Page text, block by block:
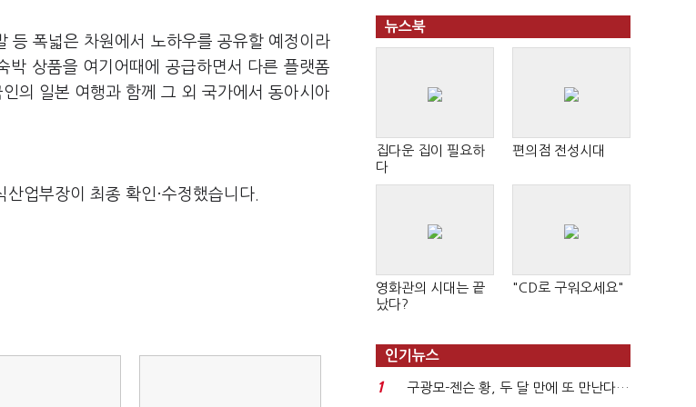
등 폭넓은 차원에서 노하우를 공유할 예정이라
상품을 여기어때에 공급하면서 다른 플랫폼
의 일본 여행과 함께 그 외 국가에서 동아시아
업부장이 최종 확인·수정했습니다.
뉴스북
집다운 집이 필요하
다
편의점 전성시대
영화관의 시대는 끝
났다?
"CD로 구워오세요"
인기뉴스
1
구광모-젠슨 황, 두 달 만에 또 만난다…